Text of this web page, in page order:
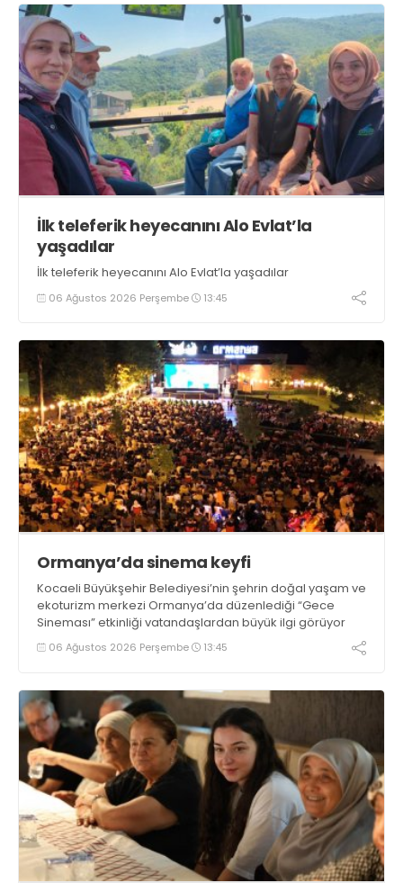
İlk teleferik heyecanını Alo Evlat’la
yaşadılar
İlk teleferik heyecanını Alo Evlat’la yaşadılar
06 Ağustos 2026 Perşembe 13:45
Ormanya’da sinema keyfi
Kocaeli Büyükşehir Belediyesi’nin şehrin doğal yaşam ve
ekoturizm merkezi Ormanya’da düzenlediği “Gece
Sineması” etkinliği vatandaşlardan büyük ilgi görüyor
06 Ağustos 2026 Perşembe 13:45